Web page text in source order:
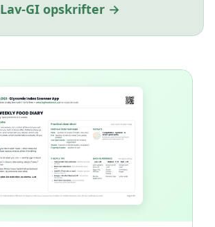
Lav-GI opskrifter →